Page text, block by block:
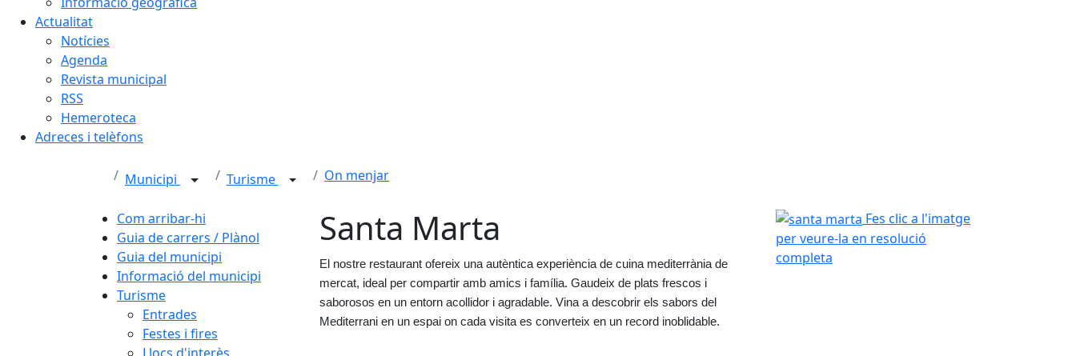
Actualitat
Notícies
Agenda
Revista municipal
RSS
Hemeroteca
Adreces i telèfons
Municipi Turisme On menjar
Com arribar-hi
Guia de carrers / Plànol
Guia del municipi
Informació del municipi
Turisme
Entrades
Festes i fires
Santa Marta
El nostre restaurant ofereix una autèntica experiència de cuina mediterrània de
mercat, ideal per compartir amb amics i família. Gaudeix de plats frescos i
saborosos en un entorn acollidor i agradable. Vina a descobrir els sabors del
Mediterrani en un espai on cada visita es converteix en un record inoblidable.
santa marta
Fes clic a l'imatge
per veure-la en resolució
completa